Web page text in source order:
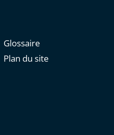
Glossaire
Plan du site